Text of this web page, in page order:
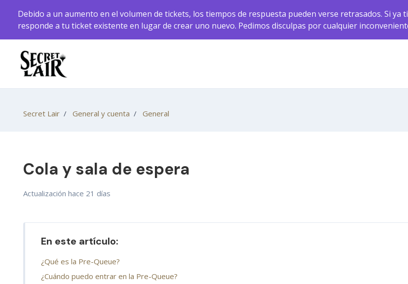
Debido a un aumento en el volumen de tickets, los tiempos de respuesta pueden verse retrasados. Si
responde a tu ticket existente en lugar de crear uno nuevo. Pedimos disculpas por cualquier
Secret Lair General y cuenta General
Cola y sala de espera
Actualización hace 21 días
En este artículo:
¿Qué es la Pre-Queue?
¿Cuándo puedo entrar en la Pre-Queue?